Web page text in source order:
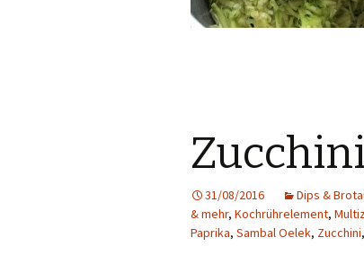
31/08/2016 Dips &
& mehr, Kochrührelement,
Paprika, Sambal Oelek, Zucchini,